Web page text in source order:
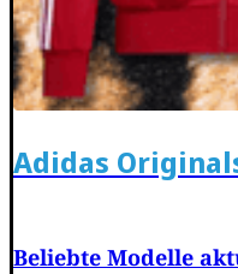
Adidas
Beliebte Modelle